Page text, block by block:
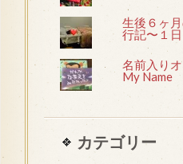
生後６ヶ
行記〜１
名前入り
My Name
カテゴリー